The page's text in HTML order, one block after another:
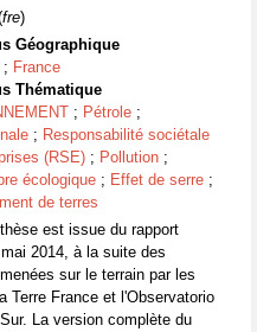
fre)
Géographique
; France
Thématique
; Pétrole ;
; Responsabilité sociétale
(RSE) ; Pollution ;
écologique ; Effet de serre ;
de terres
est issue du rapport
2014, à la suite des
sur le terrain par les
Terre France et l'Observatorio
La version complète du